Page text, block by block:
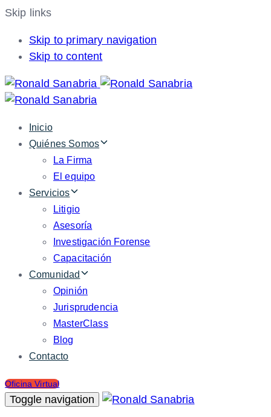
Skip links
Skip to primary navigation
Skip to content
Inicio
Quiénes Somos
La Firma
El equipo
Servicios
Litigio
Asesoría
Investigación Forense
Capacitación
Comunidad
Opinión
Jurisprudencia
MasterClass
Blog
Contacto
Oficina Virtual
Toggle navigation